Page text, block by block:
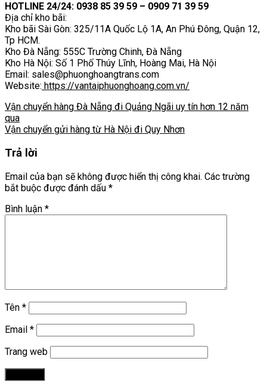
HOTLINE 24/24: 0938 85 39 59 – 0909 71 39 59
Địa chỉ kho bãi:
Kho bãi Sài Gòn: 325/11A Quốc Lộ 1A, An Phú Đông, Quận 12,
Tp HCM.
Kho Đà Nẵng: 555C Trường Chinh, Đà Nẵng
Kho Hà Nội: Số 1 Phố Thúy Lĩnh, Hoàng Mai, Hà Nội
Email: sales@phuonghoangtrans.com
Website: https://vantaiphuonghoang.com.vn/
Vận chuyển hàng Đà Nẵng đi Quảng Ngãi uy tín hơn 12 năm
qua
Vận chuyển gửi hàng từ Hà Nội đi Quy Nhơn
Trả lời
Email của bạn sẽ không được hiển thị công khai. Các trường
bắt buộc được đánh dấu *
Bình luận *
Tên *
Email *
Trang web